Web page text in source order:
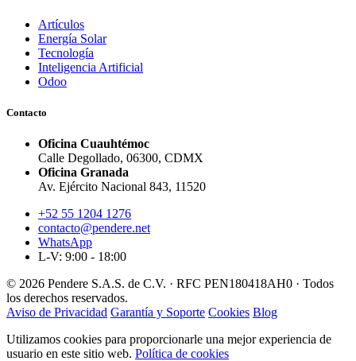
Artículos
Energía Solar
Tecnología
Inteligencia Artificial
Odoo
Contacto
Oficina Cuauhtémoc
Calle Degollado, 06300, CDMX
Oficina Granada
Av. Ejército Nacional 843, 11520
+52 55 1204 1276
contacto@pendere.net
WhatsApp
L-V: 9:00 - 18:00
© 2026 Pendere S.A.S. de C.V. · RFC PEN180418AH0 · Todos
los derechos reservados.
Aviso de Privacidad Garantía y Soporte Cookies Blog
Utilizamos cookies para proporcionarle una mejor experiencia de
usuario en este sitio web. Política de cookies